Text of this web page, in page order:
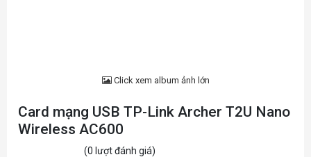
Click xem album ảnh lớn
Card mạng USB TP-Link Archer T2U Nano
Wireless AC600
(0 lượt đánh giá)